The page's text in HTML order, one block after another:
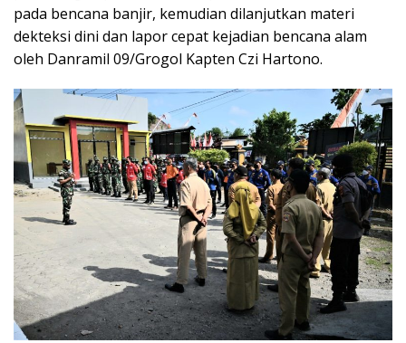
pada bencana banjir, kemudian dilanjutkan materi
dekteksi dini dan lapor cepat kejadian bencana alam
oleh Danramil 09/Grogol Kapten Czi Hartono.